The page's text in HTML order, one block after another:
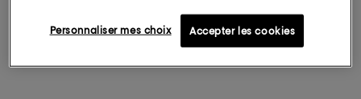
monde entier qui vous feront part de leurs
conseils et astuces d'experts.
Accepter les cookies
Personnaliser mes choix